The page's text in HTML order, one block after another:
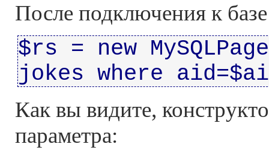
После подключения к
$rs = new
jokes where
Как вы видите,
параметра: